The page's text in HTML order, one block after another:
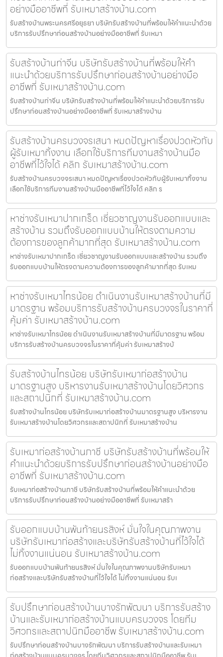
อย่างมืออาชีพที่ รับเหมาสร้างบ้าน.com
รับสร้างบ้านพระนครศรีอยุธยา บริษัทรับสร้างบ้านที่พร้อมให้คำแนะนำด้วย
บริการรับปรึกษาก่อนสร้างบ้านอย่างมืออาชีพที่ รับเหมา
รับสร้างบ้านท่าจีน บริษัทรับสร้างบ้านที่พร้อมให้คำ
แนะนำด้วยบริการรับปรึกษาก่อนสร้างบ้านอย่างมือ
อาชีพที่ รับเหมาสร้างบ้าน.com
รับสร้างบ้านท่าจีน บริษัทรับสร้างบ้านที่พร้อมให้คำแนะนำด้วยบริการรับ
ปรึกษาก่อนสร้างบ้านอย่างมืออาชีพที่ รับเหมาสร้างบ้าน
รับสร้างบ้านครบวงจรเสนา หมดปัญหาเรื่องปวดหัวกับ
ผู้รับเหมาทิ้งงาน เลือกใช้บริการทีมงานสร้างบ้านมือ
อาชีพที่ไว้ใจได้ คลิก รับเหมาสร้างบ้าน.com
รับสร้างบ้านครบวงจรเสนา หมดปัญหาเรื่องปวดหัวกับผู้รับเหมาทิ้งงาน
เลือกใช้บริการทีมงานสร้างบ้านมืออาชีพที่ไว้ใจได้ คลิก ร
หาช่างรับเหมาปากเกร็ด เชี่ยวชาญงานรับออกแบบและ
สร้างบ้าน รวมถึงรับออกแบบบ้านให้ตรงตามความ
ต้องการของลูกค้ามากที่สุด รับเหมาสร้างบ้าน.com
หาช่างรับเหมาปากเกร็ด เชี่ยวชาญงานรับออกแบบและสร้างบ้าน รวมถึง
รับออกแบบบ้านให้ตรงตามความต้องการของลูกค้ามากที่สุด รับเหม
หาช่างรับเหมาไทรน้อย ดำเนินงานรับเหมาสร้างบ้านที่มี
มาตรฐาน พร้อมบริการรับสร้างบ้านครบวงจรในราคาที่
คุ้มค่า รับเหมาสร้างบ้าน.com
หาช่างรับเหมาไทรน้อย ดำเนินงานรับเหมาสร้างบ้านที่มีมาตรฐาน พร้อม
บริการรับสร้างบ้านครบวงจรในราคาที่คุ้มค่า รับเหมาสร้างบ้
รับสร้างบ้านไทรน้อย บริษัทรับเหมาก่อสร้างบ้าน
มาตรฐานสูง บริหารงานรับเหมาสร้างบ้านโดยวิศวกร
และสถาปนิกที่ รับเหมาสร้างบ้าน.com
รับสร้างบ้านไทรน้อย บริษัทรับเหมาก่อสร้างบ้านมาตรฐานสูง บริหารงาน
รับเหมาสร้างบ้านโดยวิศวกรและสถาปนิกที่ รับเหมาสร้างบ้าน
รับเหมาก่อสร้างบ้านภาชี บริษัทรับสร้างบ้านที่พร้อมให้
คำแนะนำด้วยบริการรับปรึกษาก่อนสร้างบ้านอย่างมือ
อาชีพที่ รับเหมาสร้างบ้าน.com
รับเหมาก่อสร้างบ้านภาชี บริษัทรับสร้างบ้านที่พร้อมให้คำแนะนำด้วย
บริการรับปรึกษาก่อนสร้างบ้านอย่างมืออาชีพที่ รับเหมาสร้า
รับออกแบบบ้านพันท้ายนรสิงห์ มั่นใจในคุณภาพงาน
บริษัทรับเหมาก่อสร้างและบริษัทรับสร้างบ้านที่ไว้ใจได้
ไม่ทิ้งงานแน่นอน รับเหมาสร้างบ้าน.com
รับออกแบบบ้านพันท้ายนรสิงห์ มั่นใจในคุณภาพงานบริษัทรับเหมา
ก่อสร้างและบริษัทรับสร้างบ้านที่ไว้ใจได้ ไม่ทิ้งงานแน่นอน รับเ
รับปรึกษาก่อนสร้างบ้านบางรักพัฒนา บริการรับสร้าง
บ้านและรับเหมาก่อสร้างบ้านแบบครบวงจร โดยทีม
วิศวกรและสถาปนิกมืออาชีพ รับเหมาสร้างบ้าน.com
รับปรึกษาก่อนสร้างบ้านบางรักพัฒนา บริการรับสร้างบ้านและรับเหมา